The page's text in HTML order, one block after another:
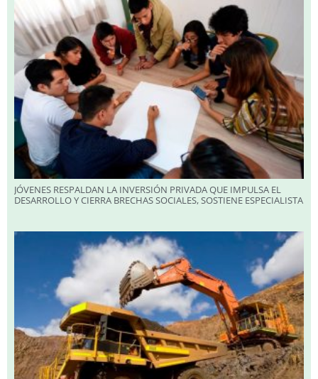
JÓVENES RESPALDAN LA INVERSIÓN PRIVADA QUE IMPULSA EL
DESARROLLO Y CIERRA BRECHAS SOCIALES, SOSTIENE ESPECIALISTA